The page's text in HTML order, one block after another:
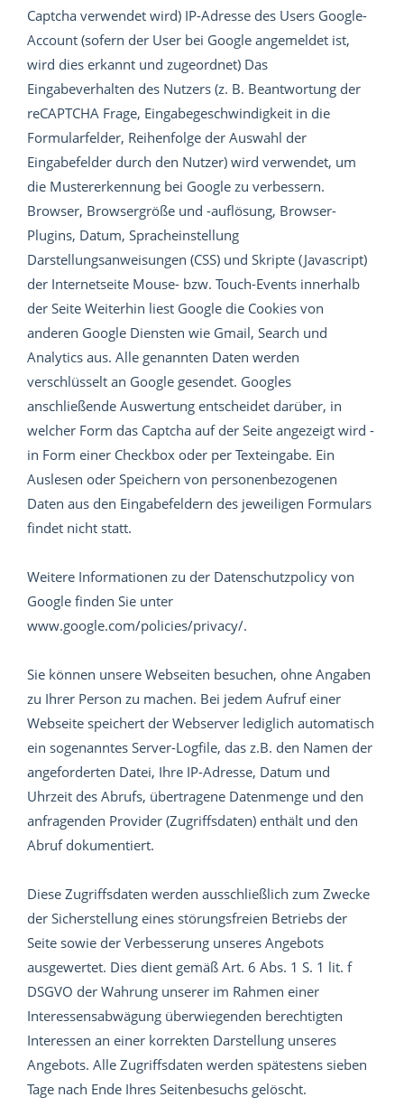
Captcha verwendet wird) IP-Adresse des Users Google-
Account (sofern der User bei Google angemeldet ist,
wird dies erkannt und zugeordnet) Das
Eingabeverhalten des Nutzers (z. B. Beantwortung der
reCAPTCHA Frage, Eingabegeschwindigkeit in die
Formularfelder, Reihenfolge der Auswahl der
Eingabefelder durch den Nutzer) wird verwendet, um
die Mustererkennung bei Google zu verbessern.
Browser, Browsergröße und -auflösung, Browser-
Plugins, Datum, Spracheinstellung
Darstellungsanweisungen (CSS) und Skripte (Javascript)
der Internetseite Mouse- bzw. Touch-Events innerhalb
der Seite Weiterhin liest Google die Cookies von
anderen Google Diensten wie Gmail, Search und
Analytics aus. Alle genannten Daten werden
verschlüsselt an Google gesendet. Googles
anschließende Auswertung entscheidet darüber, in
welcher Form das Captcha auf der Seite angezeigt wird -
in Form einer Checkbox oder per Texteingabe. Ein
Auslesen oder Speichern von personenbezogenen
Daten aus den Eingabefeldern des jeweiligen Formulars
findet nicht statt.
Weitere Informationen zu der Datenschutzpolicy von
Google finden Sie unter
www.google.com/policies/privacy/.
Sie können unsere Webseiten besuchen, ohne Angaben
zu Ihrer Person zu machen. Bei jedem Aufruf einer
Webseite speichert der Webserver lediglich automatisch
ein sogenanntes Server-Logfile, das z.B. den Namen der
angeforderten Datei, Ihre IP-Adresse, Datum und
Uhrzeit des Abrufs, übertragene Datenmenge und den
anfragenden Provider (Zugriffsdaten) enthält und den
Abruf dokumentiert.
Diese Zugriffsdaten werden ausschließlich zum Zwecke
der Sicherstellung eines störungsfreien Betriebs der
Seite sowie der Verbesserung unseres Angebots
ausgewertet. Dies dient gemäß Art. 6 Abs. 1 S. 1 lit. f
DSGVO der Wahrung unserer im Rahmen einer
Interessensabwägung überwiegenden berechtigten
Interessen an einer korrekten Darstellung unseres
Angebots. Alle Zugriffsdaten werden spätestens sieben
Tage nach Ende Ihres Seitenbesuchs gelöscht.